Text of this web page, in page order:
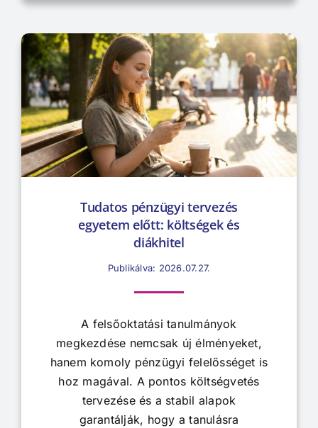
Tudatos pénzügyi tervezés
egyetem előtt: költségek és
diákhitel
Publikálva: 2026.07.27.
A felsőoktatási tanulmányok
megkezdése nemcsak új élményeket,
hanem komoly pénzügyi felelősséget is
hoz magával. A pontos költségvetés
tervezése és a stabil alapok
garantálják, hogy a tanulásra